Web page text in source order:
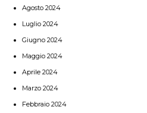
Agosto 2024
Luglio 2024
Giugno 2024
Maggio 2024
Aprile 2024
Marzo 2024
Febbraio 2024